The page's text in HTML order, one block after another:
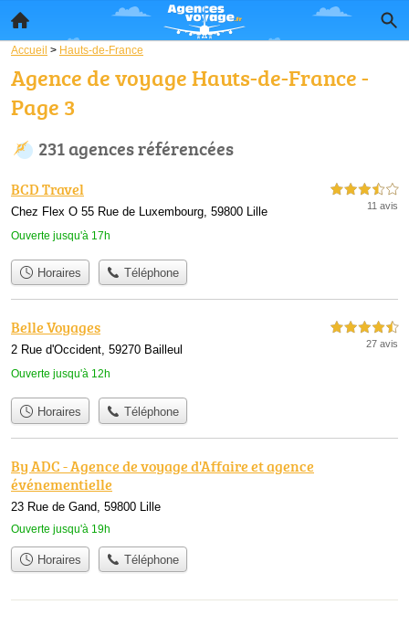
Accueil > Hauts-de-France
Agence de voyage Hauts-de-France -
Page 3
231 agences référencées
BCD Travel
Chez Flex O 55 Rue de Luxembourg, 59800 Lille
Ouverte jusqu'à 17h
3,5 étoiles sur 5
11 avis
Horaires Téléphone
Belle Voyages
2 Rue d'Occident, 59270 Bailleul
Ouverte jusqu'à 12h
4,5 étoiles sur 5
27 avis
Horaires Téléphone
By ADC - Agence de voyage d'Affaire et agence
événementielle
23 Rue de Gand, 59800 Lille
Ouverte jusqu'à 19h
Horaires Téléphone